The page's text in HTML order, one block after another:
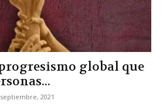
global que
2021